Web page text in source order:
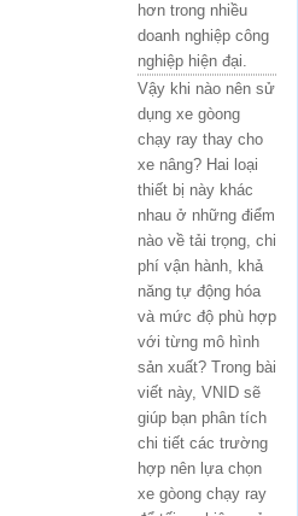
hơn trong nhiều
doanh nghiệp công
nghiệp hiện đại.
Vậy khi nào nên sử
dụng xe gòong
chạy ray thay cho
xe nâng? Hai loại
thiết bị này khác
nhau ở những điểm
nào về tải trọng, chi
phí vận hành, khả
năng tự động hóa
và mức độ phù hợp
với từng mô hình
sản xuất? Trong bài
viết này, VNID sẽ
giúp bạn phân tích
chi tiết các trường
hợp nên lựa chọn
xe gòong chạy ray